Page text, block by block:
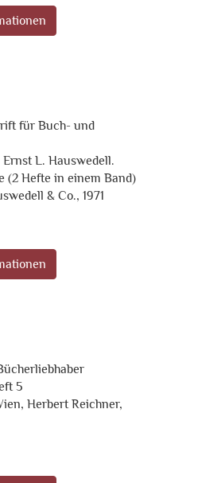
für Buch- und
L. Hauswedell.
(2 Hefte in einem Band)
& Co., 1971
5
Herbert Reichner,